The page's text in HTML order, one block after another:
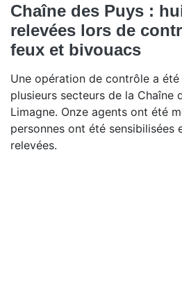
Chaîne des Puys :
relevées lors de
feux et bivouacs
Une opération de contrôle a
plusieurs secteurs de la Chaîne
Limagne. Onze agents ont été
personnes ont été sensibilisées
relevées.